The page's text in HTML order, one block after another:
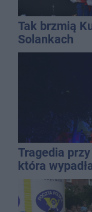
Tak brzmią
Solankach
Tragedia
która